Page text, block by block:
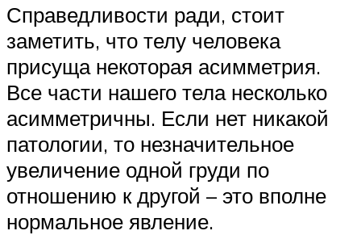
Справедливости ради, стоит
заметить, что телу человека
присуща некоторая асимметрия.
Все части нашего тела несколько
асимметричны. Если нет никакой
патологии, то незначительное
увеличение одной груди по
отношению к другой – это вполне
нормальное явление.